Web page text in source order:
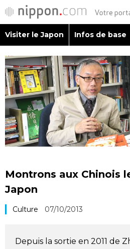
Visiter le Japon
Infos de base
Économie
Société
Visiter le Japon Infos de base
Montrons aux Chinois
Japon
Culture 07/10/2013
Depuis la sortie en 2011 de